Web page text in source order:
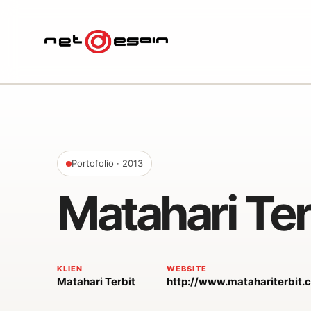
Portofolio · 2013
Matahari
KLIEN
Matahari Terbit
WEBSITE
http://